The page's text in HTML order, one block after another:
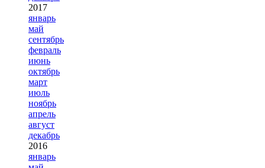
2017
январь
май
сентябрь
февраль
июнь
октябрь
март
июль
ноябрь
апрель
август
декабрь
2016
январь